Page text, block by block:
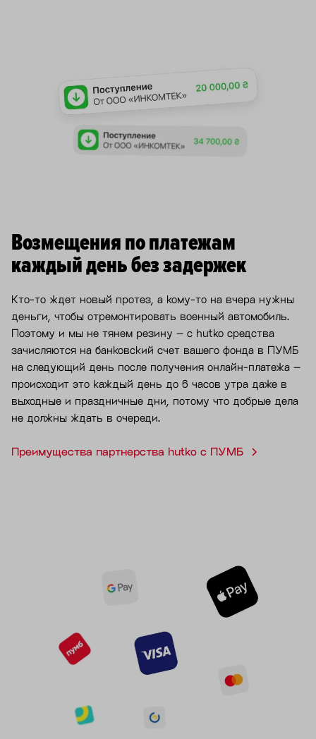
Возмещения по платежам
каждый день без задержек
Кто-то ждет новый протез, а кому-то на вчера нужны
деньги, чтобы отремонтировать военный автомобиль.
Поэтому и мы не тянем резину – с hutko средства
зачисляются на банковский счет вашего фонда в ПУМБ
на следующий день после получения онлайн-платежа –
происходит это каждый день до 6 часов утра даже в
выходные и праздничные дни, потому что добрые дела
не должны ждать в очереди.
Преимущества партнерства hutko с ПУМБ